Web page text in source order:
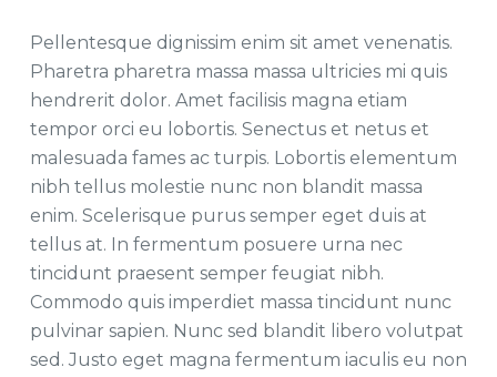
Pellentesque dignissim enim sit amet venenatis.
Pharetra pharetra massa massa ultricies mi quis
hendrerit dolor. Amet facilisis magna etiam
tempor orci eu lobortis. Senectus et netus et
malesuada fames ac turpis. Lobortis elementum
nibh tellus molestie nunc non blandit massa
enim. Scelerisque purus semper eget duis at
tellus at. In fermentum posuere urna nec
tincidunt praesent semper feugiat nibh.
Commodo quis imperdiet massa tincidunt nunc
pulvinar sapien. Nunc sed blandit libero volutpat
sed. Justo eget magna fermentum iaculis eu non